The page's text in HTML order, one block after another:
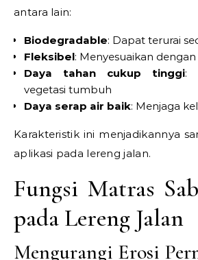
antara lain:
Biodegradable: Dapat terurai
Fleksibel: Menyesuaikan
Daya tahan cukup tinggi:
vegetasi tumbuh
Daya serap air baik: Menjaga
Karakteristik ini menjadikannya
aplikasi pada lereng jalan.
Fungsi Matras
pada Lereng Jalan
Mengurangi Erosi